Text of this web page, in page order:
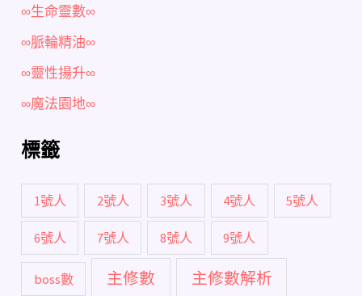
∞生命靈數∞
∞脈輪精油∞
∞靈性揚升∞
∞魔法園地∞
標籤
1號人 2號人 3號人 4號人 5號人
6號人 7號人 8號人 9號人
boss數 主修數 主修數解析